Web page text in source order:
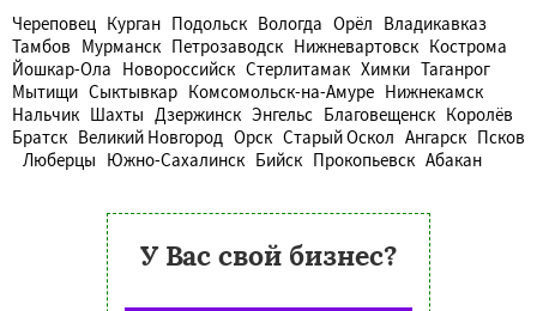
Череповец Курган Подольск Вологда Орёл Владикавказ
Тамбов Мурманск Петрозаводск Нижневартовск Кострома
Йошкар-Ола Новороссийск Стерлитамак Химки Таганрог
Мытищи Сыктывкар Комсомольск-на-Амуре Нижнекамск
Нальчик Шахты Дзержинск Энгельс Благовещенск Королёв
Братск Великий Новгород Орск Старый Оскол Ангарск Псков
Люберцы Южно-Сахалинск Бийск Прокопьевск Абакан
У Вас свой бизнес?